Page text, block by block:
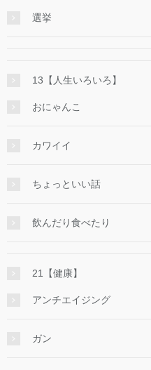
選挙
13【人生いろいろ】
おにゃんこ
カワイイ
ちょっといい話
飲んだり食べたり
21【健康】
アンチエイジング
ガン